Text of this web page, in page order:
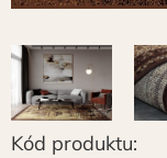
Kód produktu: